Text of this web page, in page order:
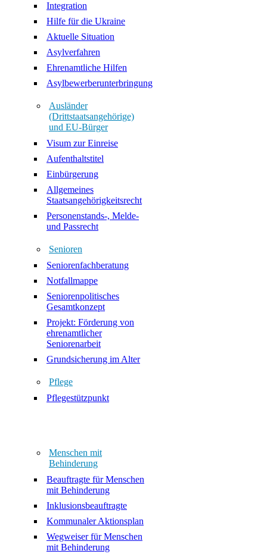
Integration
Hilfe für die Ukraine
Aktuelle Situation
Asylverfahren
Ehrenamtliche Hilfen
Asylbewerberunterbringung
Ausländer
(Drittstaatsangehörige)
und EU-Bürger
Visum zur Einreise
Aufenthaltstitel
Einbürgerung
Allgemeines
Staatsangehörigkeitsrecht
Personenstands-, Melde-
und Passrecht
Senioren
Seniorenfachberatung
Notfallmappe
Seniorenpolitisches
Gesamtkonzept
Projekt: Förderung von
ehrenamtlicher
Seniorenarbeit
Grundsicherung im Alter
Pflege
Pflegestützpunkt
Menschen mit
Behinderung
Beauftragte für Menschen
mit Behinderung
Inklusionsbeauftragte
Kommunaler Aktionsplan
Wegweiser für Menschen
mit Behinderung